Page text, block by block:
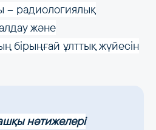
– радиологиялық
және
бірыңғай ұлттық жүйесін
нәтижелері